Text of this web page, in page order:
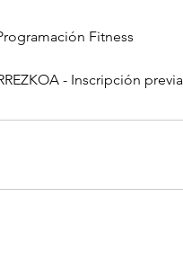
Fitness
- Inscripción